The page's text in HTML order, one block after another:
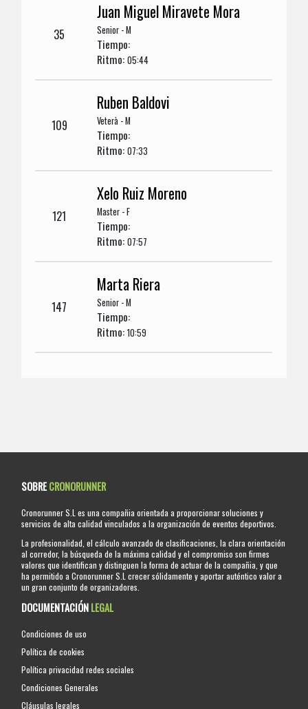
35
Juan Miguel Miravete Mora
Senior - M
Tiempo:
Ritmo:05:44
109
Ruben Baldovi
Veterà - M
Tiempo:
Ritmo:07:33
121
Xelo Ruiz Moreno
Master - F
Tiempo:
Ritmo:07:57
147
Marta Riera
Senior - M
Tiempo:
Ritmo:10:59
SOBRECRONORUNNER
Cronorunner S.L es una compañia orientada a proporcionar soluciones y
servicios de alta calidad vinculados a la organización de eventos deportivos.
La profesionalidad, el cálculo avanzado de clasificaciones, la clara orientación
al corredor, la búsqueda de la máxima calidad y el compromiso son firmes
valores que identifican y distinguen la forma de actuar de la compañia, y que
ha permitido a Cronorunner S.L crecer sólidamente y aportar auténtico valor a
un gran conjunto de organizadores.
DOCUMENTACIÓNLEGAL
Condiciones de uso
Política de cookies
Política privacidad redes sociales
Condiciones Generales
Cláusulas legales